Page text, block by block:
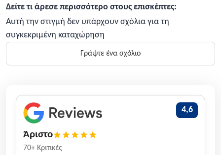
Δείτε τι άρεσε περισσότερο στους επισκέπτες:
Αυτή την στιγμή δεν υπάρχουν σχόλια για τη
συγκεκριμένη καταχώρηση
Γράψτε ένα σχόλιο
4,6
Άριστο
70+ Κριτικές